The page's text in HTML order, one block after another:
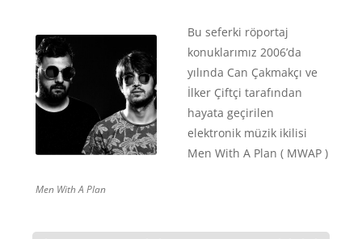
Men With A Plan
Bu seferki röportaj
konuklarımız 2006’da
yılında Can Çakmakçı ve
İlker Çiftçi tarafından
hayata geçirilen
elektronik müzik ikilisi
Men With A Plan ( MWAP )